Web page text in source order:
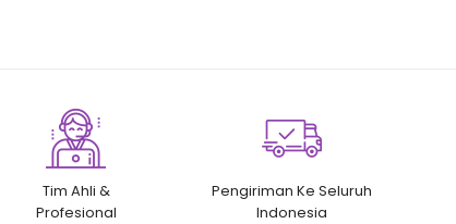
Tim Ahli &
Profesional
Pengiriman Ke Seluruh
Indonesia